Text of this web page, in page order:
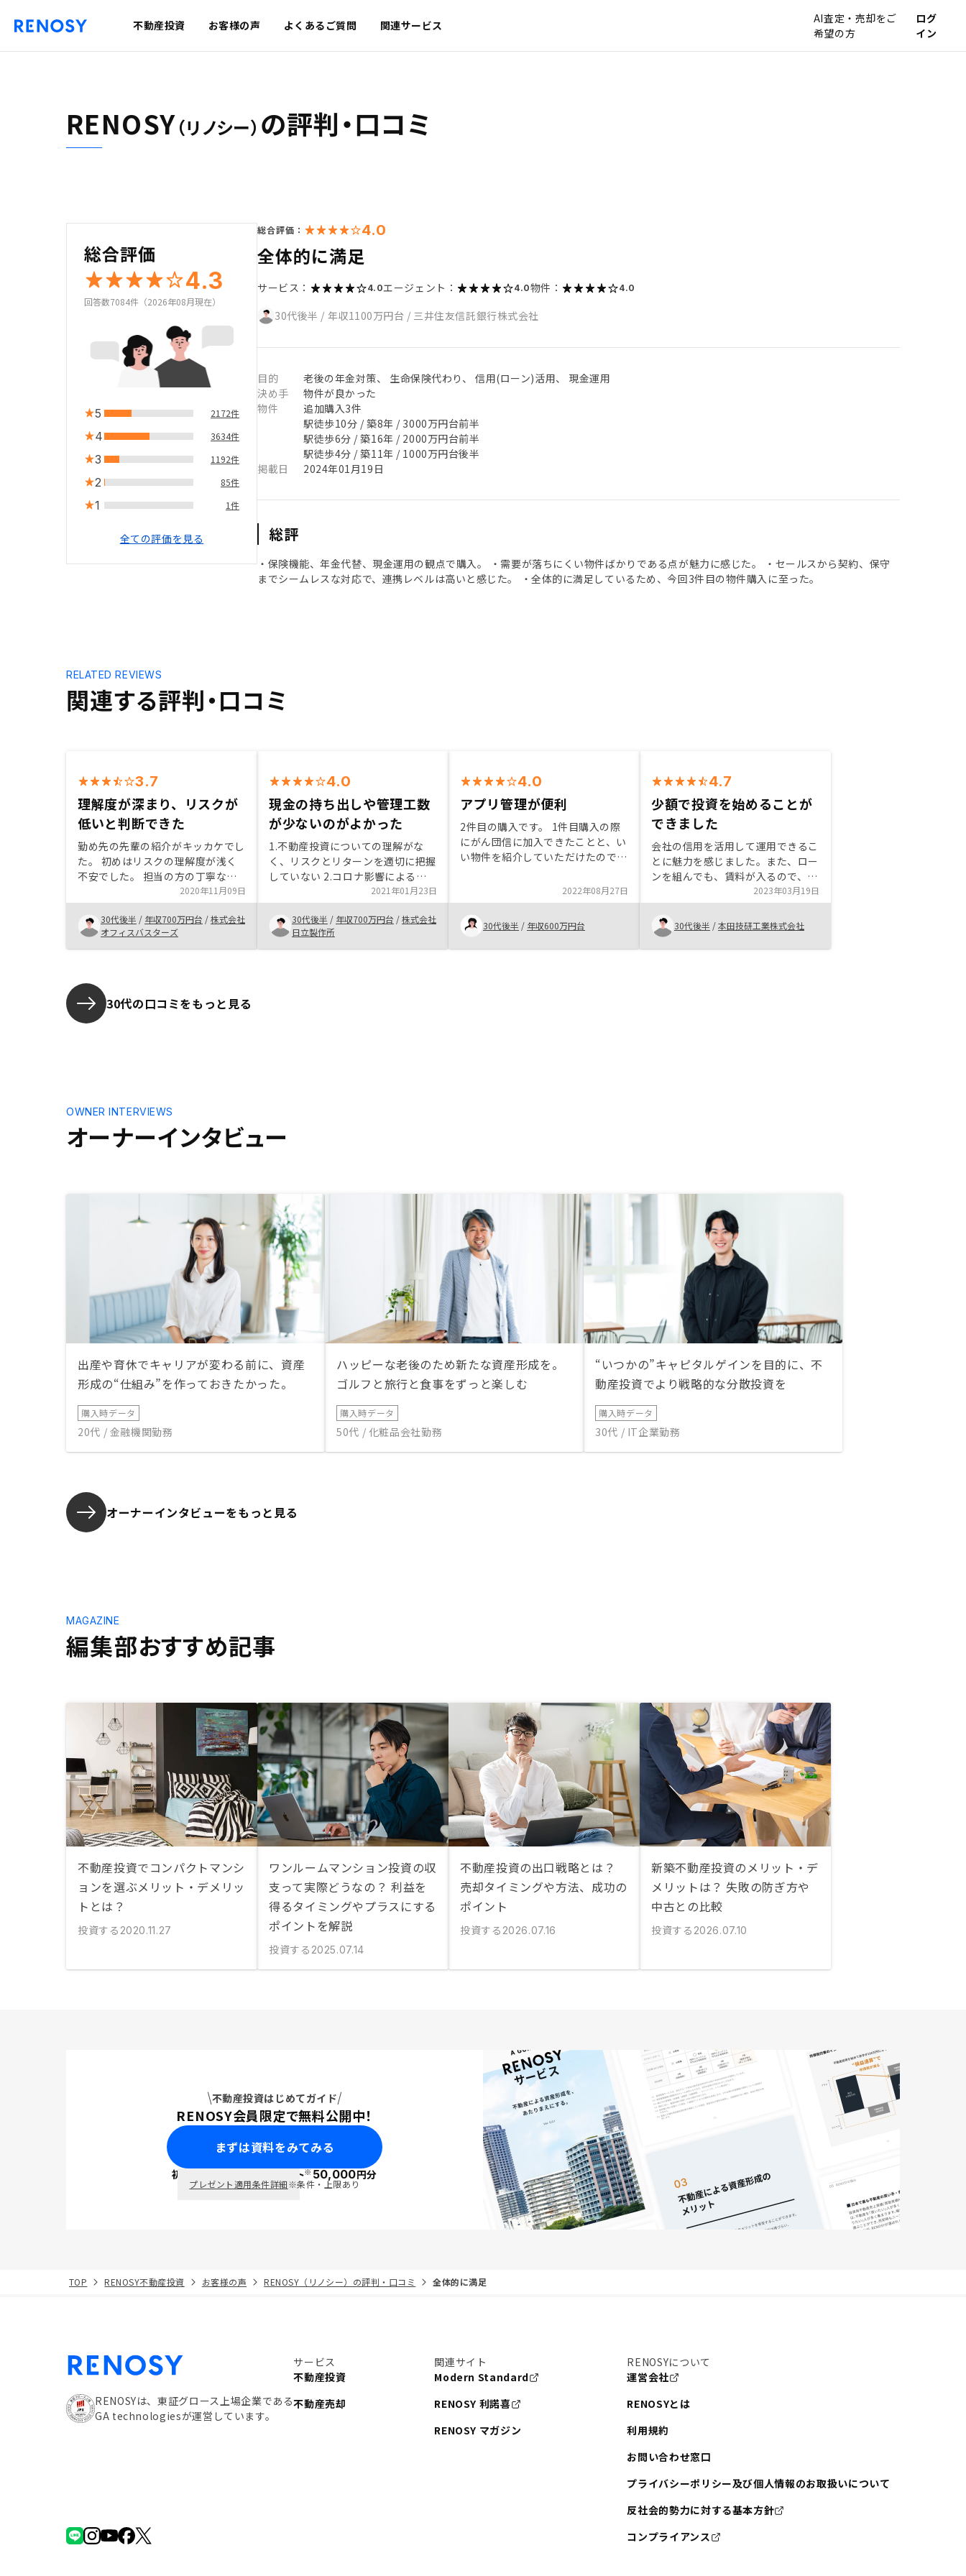
不動産投資 お客様の声 よくあるご質問 関連サービス
AI査定・売却をご
希望の方
ログ
イン
RENOSY（リノシー） の評判・口コミ
総合評価
4.3
回答数7084件（2026年08月現在）
5 2172件
4 3634件
3 1192件
2 85件
1 1件
全ての評価を見る
総合評価： 4.0
全体的に満足
サービス： 4.0エージェント： 4.0物件： 4.0
30代後半 / 年収1100万円台 / 三井住友信託銀行株式会社
目的
老後の年金対策、 生命保険代わり、 信用(ローン)活用、 現金運用
決め手
物件が良かった
物件
追加購入3件
駅徒歩10分 / 築8年 / 3000万円台前半
駅徒歩6分 / 築16年 / 2000万円台前半
駅徒歩4分 / 築11年 / 1000万円台後半
掲載日
2024年01月19日
総評
・保険機能、年金代替、現金運用の観点で購入。 ・需要が落ちにくい物件ばかりである点が魅力に感じた。 ・セールスから契約、保守
までシームレスな対応で、連携レベルは高いと感じた。 ・全体的に満足しているため、今回3件目の物件購入に至った。
関連する評判・口コミ
RELATED REVIEWS
3.7
理解度が深まり、リスクが
低いと判断できた
勤め先の先輩の紹介がキッカケでし
た。 初めはリスクの理解度が浅く
不安でした。 担当の方の丁寧な説
明で理解度が深まり、 リスクの低
い商品と認識できた。 契約までの
フォローも丁寧でした。初めて間も
なく思うところなし。
2020年11月09日
30代後半 / 年収700万円台 /株式会社
オフィスバスターズ
4.0
現金の持ち出しや管理工数
が少ないのがよかった
1.不動産投資についての理解がな
く、リスクとリターンを適切に把握
していない 2.コロナ影響による首
都圏不動産需要低下 3.与信枠の活
用 4.現金、管理工数が少ない 5.物
件を決めてから契約条件や手続が明
かされた。納得いかない条項もあ
り、手続を進めるかとても迷っ
2021年01月23日
30代後半 / 年収700万円台 /株式会社
日立製作所
4.0
アプリ管理が便利
2件目の購入です。 1件目購入の際
にがん団信に加入できたことと、い
い物件を紹介していただけたので2
明が丁寧で購入後もきちんと対応し
ていただけるので安心できます。
物件管理をアプリでできるのもとて
も便利です。
2022年08月27日
30代後半 / 年収600万円台
4.7
少額で投資を始めることが
できました
会社の信用を活用して運用できるこ
とに魅力を感じました。また、ロー
ンを組んでも、賃料が入るので、月
毎の手出しを抑えて投資できます。
空き室になっても賃料が保証される
サービスを利用しましたが、これが
契約の決め手になりました。
2023年03月19日
30代後半 /本田技研工業株式会社
30代の口コミをもっと見る
オーナーインタビュー
OWNER INTERVIEWS
出産や育休でキャリアが変わる前に、資産
形成の“仕組み”を作っておきたかった。
購入時データ
20代 / 金融機関勤務
ハッピーな老後のため新たな資産形成を。
ゴルフと旅行と食事をずっと楽しむ
購入時データ
50代 / 化粧品会社勤務
“いつかの”キャピタルゲインを目的に、不
動産投資でより戦略的な分散投資を
購入時データ
30代 / IT企業勤務
オーナーインタビューをもっと見る
編集部おすすめ記事
MAGAZINE
不動産投資でコンパクトマンシ
ョンを選ぶメリット・デメリッ
トとは？
投資する 2020.11.27
ワンルームマンション投資の収
支って実際どうなの？ 利益を
得るタイミングやプラスにする
ポイントを解説
投資する 2025.07.14
不動産投資の出口戦略とは？
売却タイミングや方法、成功の
ポイント
投資する 2026.07.16
新築不動産投資のメリット・デ
メリットは？ 失敗の防ぎ方や
中古との比較
投資する 2026.07.10
不動産投資はじめてガイド
RENOSY会員限定で無料公開中！
まずは資料をみてみる
初回面談で ポイント※50,000円分
プレゼント適用条件詳細※条件・上限あり
TOP RENOSY不動産投資 お客様の声 RENOSY（リノシー）の評判・口コミ 全体的に満足
RENOSYは、東証グロース上場企業である
GA technologiesが運営しています。
サービス
不動産投資
不動産売却
関連サイト
Modern Standard
RENOSY 利諾喜
RENOSY マガジン
RENOSYについて
運営会社
RENOSYとは
利用規約
お問い合わせ窓口
プライバシーポリシー及び個人情報のお取扱いについて
反社会的勢力に対する基本方針
コンプライアンス